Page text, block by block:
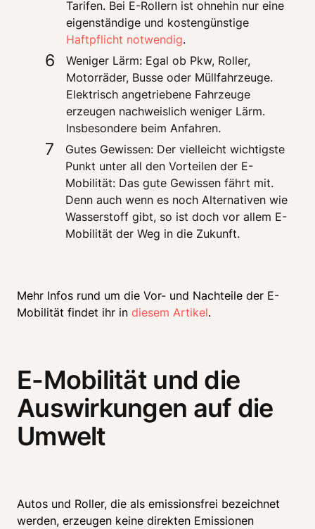
Tarifen. Bei E-Rollern ist ohnehin nur eine
Haftpflicht notwendig.
6
Weniger Lärm: Egal ob Pkw, Roller,
Motorräder, Busse oder Müllfahrzeuge.
Elektrisch angetriebene Fahrzeuge
erzeugen nachweislich weniger Lärm.
Insbesondere beim Anfahren.
7
Gutes Gewissen: Der vielleicht wichtigste
Punkt unter all den Vorteilen der E-
Mobilität: Das gute Gewissen fährt mit.
Denn auch wenn es noch Alternativen wie
Wasserstoff gibt, so ist doch vor allem E-
Mehr Infos rund um die Vor- und Nachteile der E-
Mobilität findet ihr in diesem Artikel.
E-Mobilität und die
Auswirkungen auf die
Umwelt
Autos und Roller, die als emissionsfrei bezeichnet
werden, erzeugen keine direkten Emissionen